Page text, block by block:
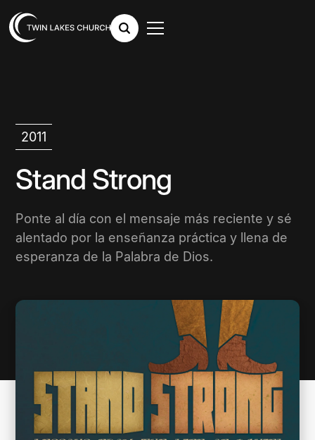
2011
Stand Strong
Ponte al día con el mensaje más reciente y sé
alentado por la enseñanza práctica y llena de
esperanza de la Palabra de Dios.